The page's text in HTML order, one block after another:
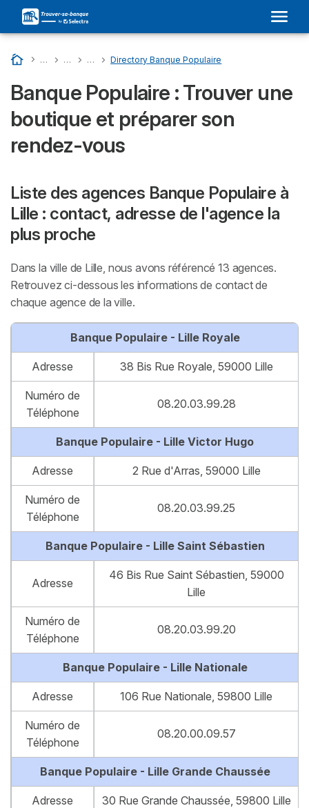
Accueil
… Liste Des Banques En France
… BANQUE POPULAIRE : Son Adresse Dans Votre Ville et
… Directory Departments - Banque Populaire
…
Directory Banque Populaire
Banque Populaire : Trouver une
boutique et préparer son
rendez-vous
Liste des agences Banque Populaire à
Lille : contact, adresse de l'agence la
plus proche
Dans la ville de Lille, nous avons référencé 13 agences.
Retrouvez ci-dessous les informations de contact de
chaque agence de la ville.
Banque Populaire - Lille Royale
Adresse 38 Bis Rue Royale, 59000 Lille
Numéro de
Téléphone
08.20.03.99.28
Banque Populaire - Lille Victor Hugo
Adresse 2 Rue d'Arras, 59000 Lille
Numéro de
Téléphone
08.20.03.99.25
Banque Populaire - Lille Saint Sébastien
Adresse
46 Bis Rue Saint Sébastien, 59000
Lille
Numéro de
Téléphone
08.20.03.99.20
Banque Populaire - Lille Nationale
Adresse 106 Rue Nationale, 59800 Lille
Numéro de
Téléphone
08.20.00.09.57
Banque Populaire - Lille Grande Chaussée
Adresse 30 Rue Grande Chaussée, 59800 Lille